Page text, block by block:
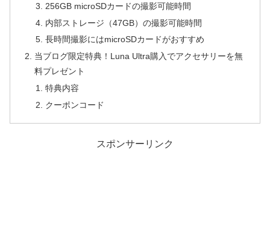
256GB microSDカードの撮影可能時間
内部ストレージ（47GB）の撮影可能時間
長時間撮影にはmicroSDカードがおすすめ
当ブログ限定特典！Luna Ultra購入でアクセサリーを無
料プレゼント
特典内容
クーポンコード
スポンサーリンク